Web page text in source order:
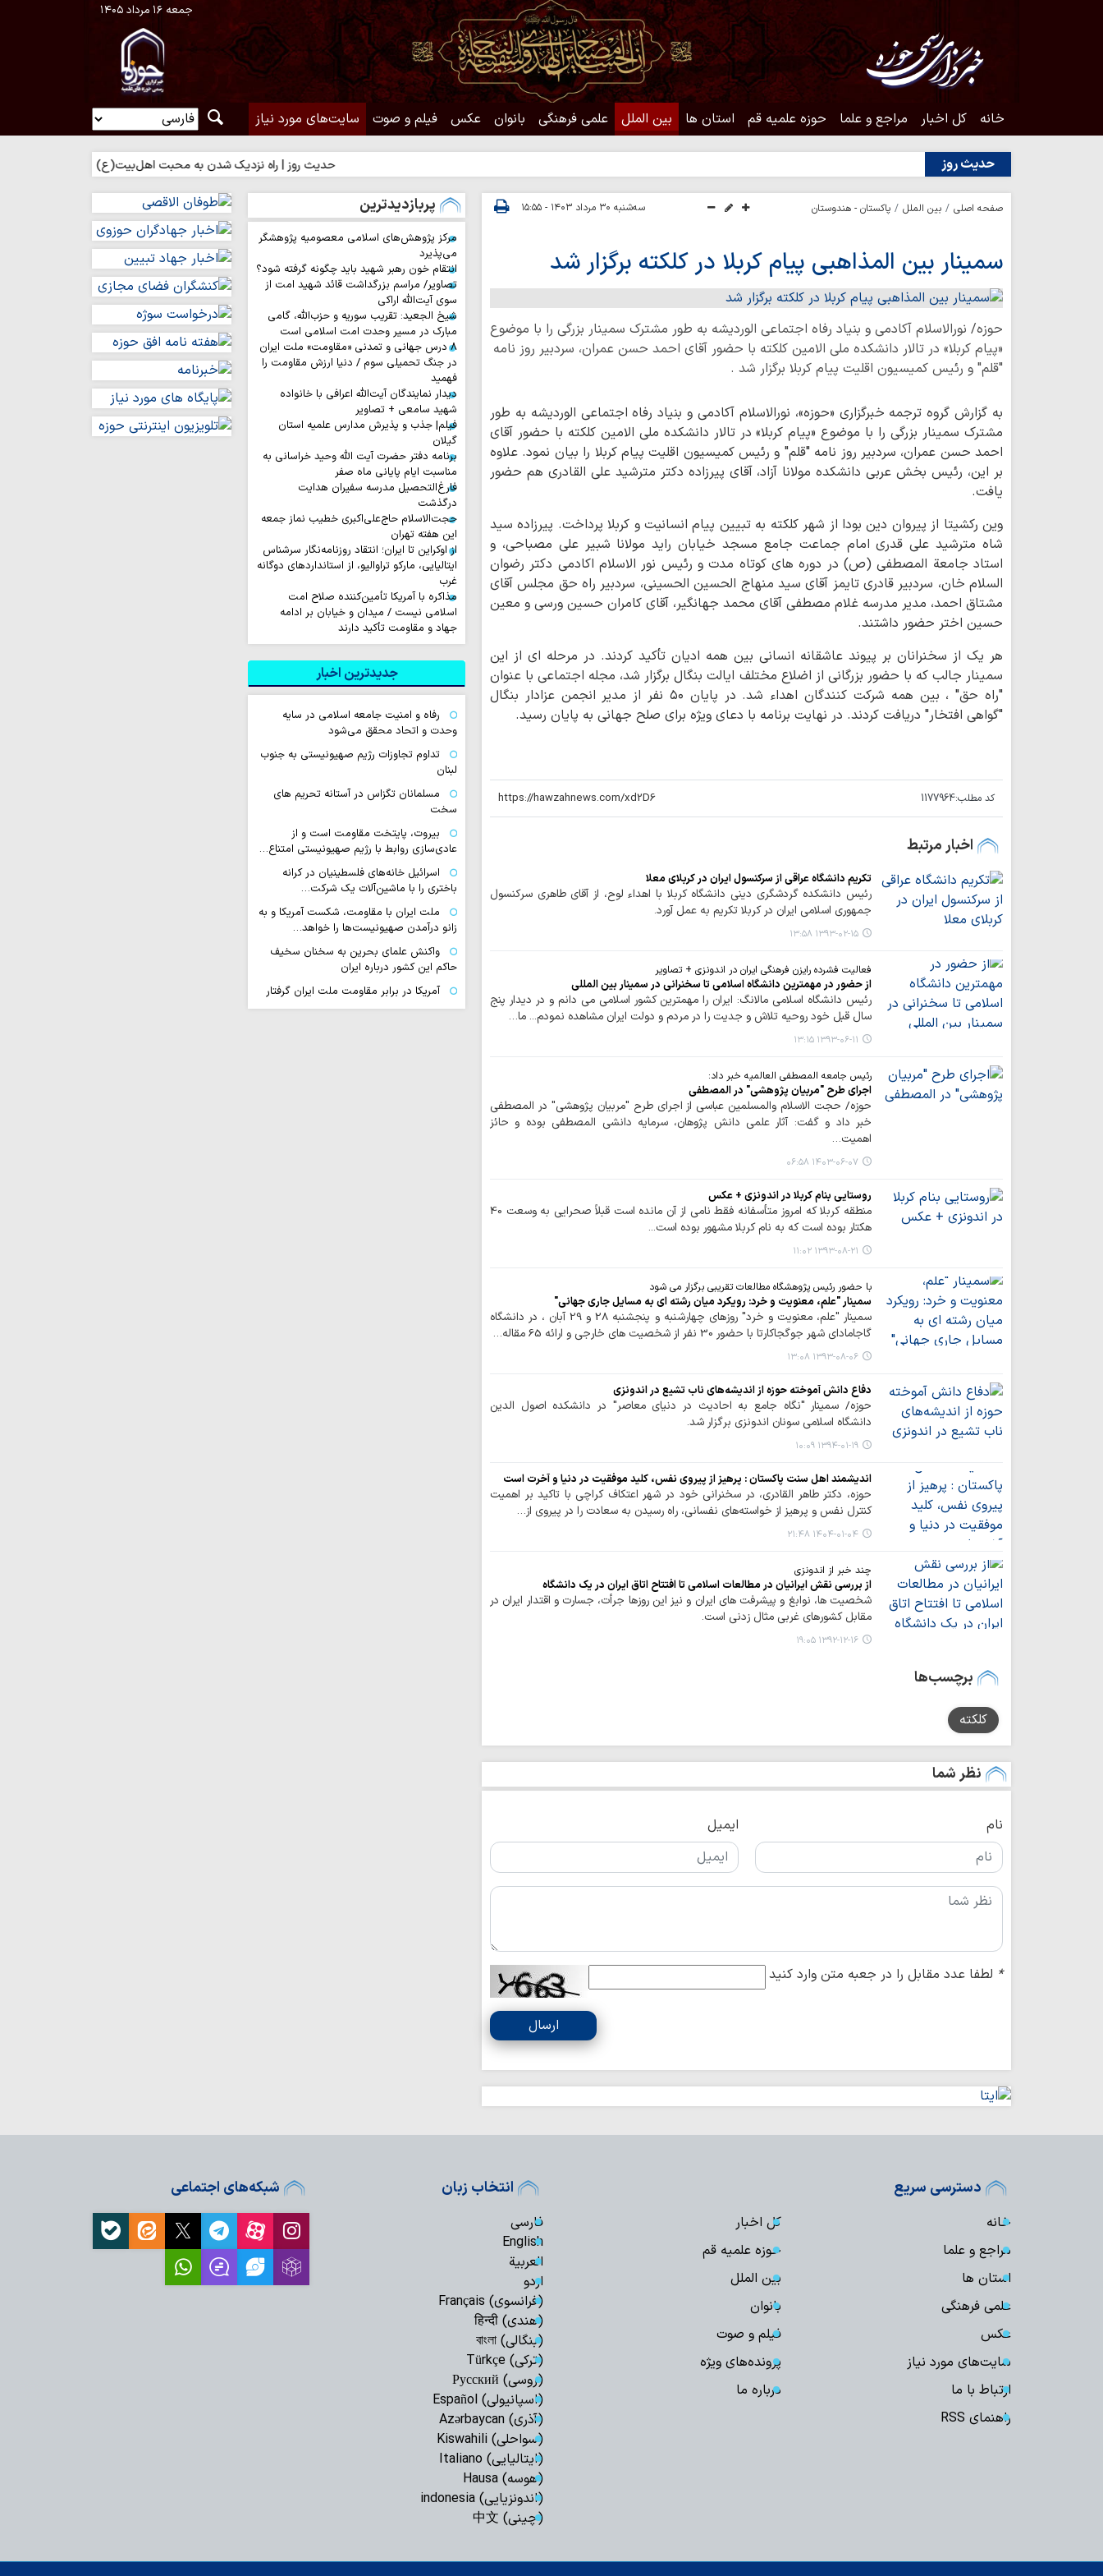
جمعه ۱۶ مرداد ۱۴۰۵
خانه کل اخبار مراجع و علما حوزه علمیه قم استان ها بین الملل علمی فرهنگی بانوان عکس فیلم و صوت سایت‌های مورد نیاز
حدیث روز حدیث روز | راه نزدیک شدن به محبت اهل‌بیت(ع) حدیث روز | بهترین
صفحه اصلی بین الملل پاکستان - هندوستان سه‌شنبه ۳۰ مرداد ۱۴۰۳ - ۱۵:۵۵
سمینار بین المذاهبی پیام کربلا در کلکته برگزار شد
حوزه/ نورالاسلام آکادمی و بنیاد رفاه اجتماعی الوردیشه به طور مشترک سمینار بزرگی را با موضوع
«پیام کربلا» در تالار دانشکده ملی الامین کلکته با حضور آقای احمد حسن عمران، سردبیر روز نامه
"قلم" و رئیس کمیسیون اقلیت پیام کربلا برگزار شد .
به گزارش گروه ترجمه خبرگزاری «حوزه»، نورالاسلام آکادمی و بنیاد رفاه اجتماعی الوردیشه به طور
مشترک سمینار بزرگی را با موضوع «پیام کربلا» در تالار دانشکده ملی الامین کلکته با حضور آقای
احمد حسن عمران، سردبیر روز نامه "قلم" و رئیس کمیسیون اقلیت پیام کربلا را بیان نمود. علاوه
بر این، رئیس بخش عربی دانشکده مولانا آزاد، آقای پیرزادہ دکتر مترشید علی القادری هم حضور
یافت.
وین رکشیتا از پیروان دین بودا از شهر کلکته به تبیین پیام انسانیت و کربلا پرداخت. پیرزاده سید
شاه مترشید علی قدری امام جماعت جامع مسجد خیابان راید مولانا شبیر علی مصباحی، و
استاد جامعة المصطفی (ص) در دوره های کوتاه مدت و رئیس نور الاسلام اکادمی دکتر رضوان
السلام خان، سردبیر قادری تایمز آقای سید منهاج الحسین الحسینی، سردبیر راه حق مجلس آقای
مشتاق احمد، مدیر مدرسه غلام مصطفی آقای محمد جهانگیر، آقای کامران حسین ورسی و معین
حسین اختر حضور داشتند.
هر یک از سخنرانان بر پیوند عاشقانه انسانی بین همه ادیان تأکید کردند. در مرحله ای از این
سمینار جالب که با حضور بزرگانی از اضلاع مختلف ایالت بنگال برگزار شد، مجله اجتماعی با عنوان
"راه حق" ، بین همه شرکت کنندگان اهداء شد. در پایان ۵۰ نفر از مدیر انجمن عزادار بنگال
"گواهی افتخار" دریافت کردند. در نهایت برنامه با دعای ویژه برای صلح جهانی به پایان رسید.
کد مطلب:1177964
اخبار مرتبط
تکریم دانشگاه عراقی از سرکنسول ایران در کربلای معلا
رئیس دانشکده گردشگری دینی دانشگاه کربلا با اهداء لوح، از آقای طاهری سرکنسول
جمهوری اسلامی ایران در کربلا تکریم به عمل آورد.
۱۳۹۳-۰۲-۱۵ ۱۳:۵۸
فعالیت فشرده رایزن فرهنگی ایران در اندونزی + تصاویر
از حضور در مهمترین دانشگاه اسلامی تا سخنرانی در سمینار بین المللی
رئیس دانشگاه اسلامی مالانگ: ایران را مهمترین کشور اسلامی می دانم و در دیدار پنج
سال قبل خود روحیه تلاش و جدیت را در مردم و دولت ایران مشاهده نمودم... ما…
۱۳۹۳-۰۶-۱۱ ۱۳:۱۵
رئیس جامعه المصطفی العالمیه خبر داد:
اجرای طرح "مربیان پژوهشی" در المصطفی
حوزه/ حجت الاسلام والمسلمین عباسی از اجرای طرح "مربیان پژوهشی" در المصطفی
خبر داد و گفت: آثار علمی دانش پژوهان، سرمایه دانشی المصطفی بوده و حائز
اهمیت…
۱۴۰۳-۰۶-۰۷ ۰۶:۵۸
روستایی بنام کربلا در اندونزی + عکس
منطقه کربلا که امروز متأسفانه فقط نامی از آن مانده است قبلاً صحرایی به وسعت 40
هکتار بوده است که به نام کربلا مشهور بوده است...
۱۳۹۳-۰۸-۲۱ ۱۱:۰۲
با حضور رئیس پژوهشگاه مطالعات تقریبی برگزار می شود
سمینار "علم، معنویت و خرد: رویکرد میان رشته ای به مسایل جاری جهانی"
سمینار "علم، معنویت و خرد" روزهای چهارشنبه و پنجشنبه 28 و 29 آبان ، در دانشگاه
گاجامادای شهر جوگجاکارتا با حضور 30 نفر از شخصیت های خارجی و ارائه 65 مقاله…
۱۳۹۳-۰۸-۰۶ ۱۳:۰۸
دفاع دانش آموخته حوزه از انديشه‌هاي ناب تشيع در اندونزی
حوزه/ سمينار "نگاه جامع به احاديث در دنياي معاصر" در دانشكده اصول الدين
دانشگاه اسلامي سونان اندونزي برگزار شد.
۱۳۹۴-۰۱-۱۹ ۱۰:۰۹
اندیشمند اهل سنت پاکستان : پرهیز از پیروی نفس، کلید موفقیت در دنیا و آخرت است
حوزه، دکتر طاهر القادری، در سخنرانی خود در شهر اعتکاف کراچی با تاکید بر اهمیت
کنترل نفس و پرهیز از خواسته‌های نفسانی، راه رسیدن به سعادت را در پیروی از…
۱۴۰۴-۰۱-۰۴ ۲۱:۴۸
چند خبر از اندونزی
از بررسی نقش ایرانیان در مطالعات اسلامی تا افتتاح اتاق ایران در یک دانشگاه
شخصیت ها، نوابغ و پیشرفت های ایران و نیز این روزها جرأت، جسارت و اقتدار ایران در
مقابل کشورهای غربی مثال زدنی است.
۱۳۹۲-۱۲-۱۶ ۱۹:۰۵
برچسب‌ها
کلکته
نظر شما
نام ایمیل
* لطفا عدد مقابل را در جعبه متن وارد کنید
ارسال
پربازدیدترین
مرکز پژوهش‌های اسلامی معصومیه پژوهشگر
می‌پذیرد
انتقام خون رهبر شهید باید چگونه گرفته شود؟
تصاویر/ مراسم بزرگداشت قائد شهید امت از
سوی آیت‌الله اراکی
شیخ الجعید: تقریب سوریه و حزب‌الله، گامی
مبارک در مسیر وحدت امت اسلامی است
۸ درس جهانی و تمدنی «مقاومت» ملت ایران
در جنگ تحمیلی سوم / دنیا ارزش مقاومت را
فهمید
دیدار نمایندگان آیت‌الله اعرافی با خانواده
شهید سامعی + تصاویر
فیلم| جذب و پذیرش مدارس علمیه استان
گیلان
برنامه دفتر حضرت آیت الله وحید خراسانی به
مناسبت ایام پایانی ماه صفر
فارغ‌التحصیل مدرسه سفیران هدایت
درگذشت
حجت‌الاسلام حاج‌علی‌اکبری خطیب نماز جمعه
این هفته تهران
از اوکراین تا ایران؛ انتقاد روزنامه‌نگار سرشناس
ایتالیایی، مارکو تراوالیو، از استانداردهای دوگانه
غرب
مذاکره با آمریکا تأمین‌کننده صلاح امت
اسلامی نیست / میدان و خیابان بر ادامه
جهاد و مقاومت تأکید دارند
جدیدترین اخبار
رفاه و امنیت جامعه اسلامی در سایه
وحدت و اتحاد محقق می‌شود
تداوم تجاوزات رژیم صهیونیستی به جنوب
لبنان
مسلمانان تگزاس در آستانه تحریم های
سخت
بیروت، پایتخت مقاومت است و از
عادی‌سازی روابط با رژیم صهیونیستی امتناع…
اسرائیل خانه‌های فلسطینیان در کرانه
باختری را با ماشین‌آلات یک شرکت…
ملت ایران با مقاومت، شکست آمریکا و به
زانو درآمدن صهیونیست‌ها را خواهد…
واکنش علمای بحرین به سخنان سخیف
حاکم این کشور درباره ایران
آمریکا در برابر مقاومت ملت ایران گرفتار
بن‌بست شده است
کوبنده مواجه خواهد شد
دسترسی سریع
خانه
کل اخبار
مراجع و علما
حوزه علمیه قم
استان ها
بین الملل
علمی فرهنگی
بانوان
عکس
فیلم و صوت
سایت‌های مورد نیاز
پرونده‌های ویژه
ارتباط با ما
درباره ما
راهنمای RSS
انتخاب زبان
فارسی
English
العربیة
اردو
(فرانسوی) Français
(هندی) हिन्दी
(بنگالی) বাংলা
(ترکی) Türkçe
(روسی) Русский
(اسپانیولی) Español
(آذری) Azərbaycan
(سواحلی) Kiswahili
(ایتالیایی) Italiano
(هوسه) Hausa
(اندونزیایی) indonesia
(چینی) 中文
شبکه‌های اجتماعی